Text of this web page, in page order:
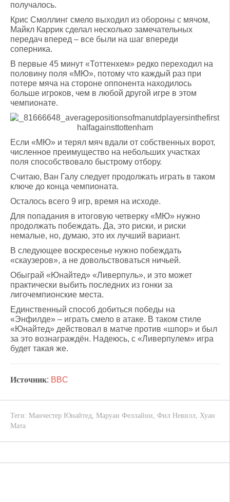
получалось.
Крис Смоллинг смело выходил из обороны с мячом,
Майкл Каррик сделал несколько замечательных
передач вперед – все были на шаг впереди
соперника.
В первые 45 минут «Тоттенхем» редко переходил на
половину поля «МЮ», потому что каждый раз при
потере мяча на стороне оппонента находилось
больше игроков, чем в любой другой игре в этом
чемпионате.
Если «МЮ» и терял мяч вдали от собственных ворот,
численное преимущество на небольших участках
поля способствовало быстрому отбору.
Считаю, Ван Галу следует продолжать играть в таком
ключе до конца чемпионата.
Осталось всего 9 игр, время на исходе.
Для попадания в итоговую четверку «МЮ» нужно
продолжать побеждать. Да, это риски, и риски
немалые, но, думаю, это их лучший вариант.
В следующее воскресенье нужно побеждать
«скаузеров», а не довольствоваться ничьей.
Обыграй «Юнайтед» «Ливерпуль», и это может
практически выбить последних из гонки за
лигочемпионские места.
Единственный способ добиться победы на
«Энфилде» – играть смело в атаке. В таком стиле
«Юнайтед» действовал в матче против «шпор» и был
за это вознаграждён. Надеюсь, с «Ливерпулем» игра
будет такая же.
Источник: BBC
Теги: Манчестер Юнайтед, Маруан Феллайни, Фил Невилл, Хуан
Мата